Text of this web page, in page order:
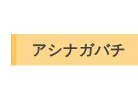
アシナガバチ